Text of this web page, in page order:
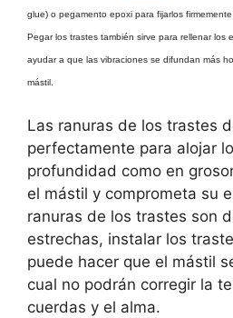
glue) o pegamento epoxi para fijarlos
Pegar los trastes también sirve para rellenar los
ayudar a que las vibraciones se difundan más
mástil.
Las ranuras de los trastes
perfectamente para alojar
profundidad como en
el mástil y comprometa su
ranuras de los trastes son
estrechas, instalar los
puede hacer que el mástil
cual no podrán corregir la
cuerdas y el alma.